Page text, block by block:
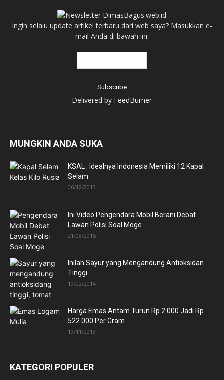
Ingin selalu update artikel terbaru dari web saya? Masukkan e-
mail Anda di bawah ini:
Delivered by FeedBurner
MUNGKIN ANDA SUKA
KSAL : Idealnya Indonesia Memiliki 12 Kapal
Selam
06/12/2013
Ini Video Pengendara Mobil Berani Debat
Lawan Polisi Soal Moge
21/08/2015
Inilah Sayur yang Mengandung Antioksidan
Tinggi
19/02/2014
Harga Emas Antam Turun Rp 2.000 Jadi Rp
522.000 Per Gram
19/11/2013
KATEGORI POPULER